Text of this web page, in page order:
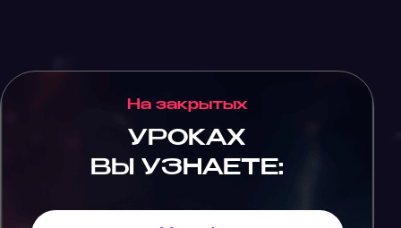
На закрытых
УРОКАХ
ВЫ УЗНАЕТЕ: